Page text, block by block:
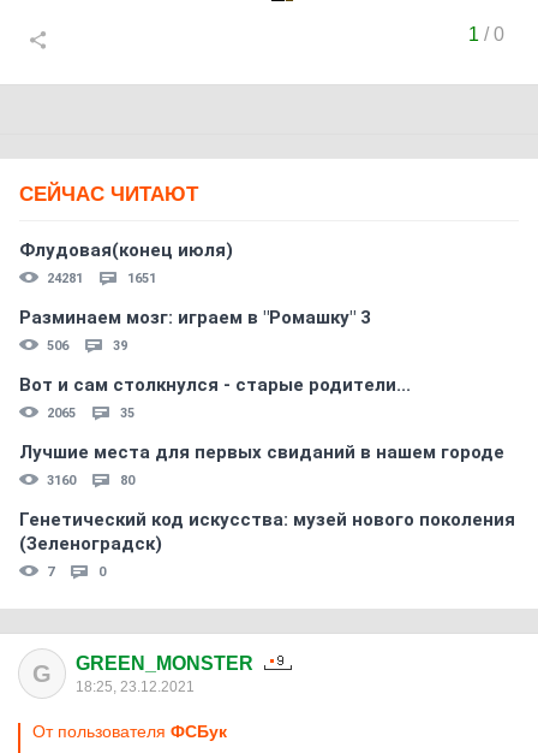
1 /0
СЕЙЧАС ЧИТАЮТ
Флудовая(конец июля)
24281 1651
Разминаем мозг: играем в "Ромашку" 3
506 39
Вот и сам столкнулся - старые родители...
2065 35
Лучшие места для первых свиданий в нашем городе
3160 80
Генетический код искусства: музей нового поколения
(Зеленоградск)
7 0
G GREEN_MONSTER
18:25, 23.12.2021
От пользователя ФСБук